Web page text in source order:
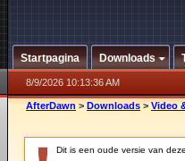
Startpagina Downloads
8/9/2026 10:13:36 AM
AfterDawn > Downloads > Video
Dit is een oude versie van